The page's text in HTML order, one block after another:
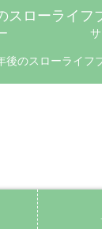
後のスローライフ